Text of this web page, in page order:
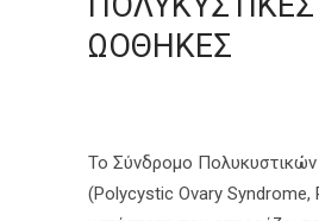
ΩΟΘΗΚΕΣ
Το Σύνδρομο
(Polycystic Ovary Syndrome,